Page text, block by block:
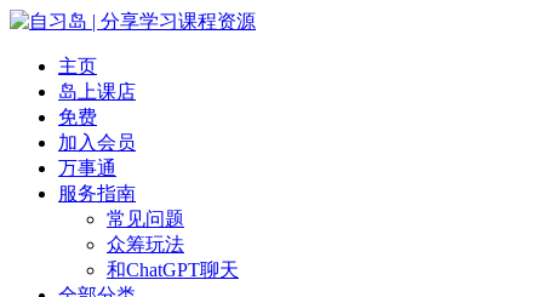
主页
岛上课店
免费
加入会员
万事通
服务指南
常见问题
众筹玩法
和ChatGPT聊天